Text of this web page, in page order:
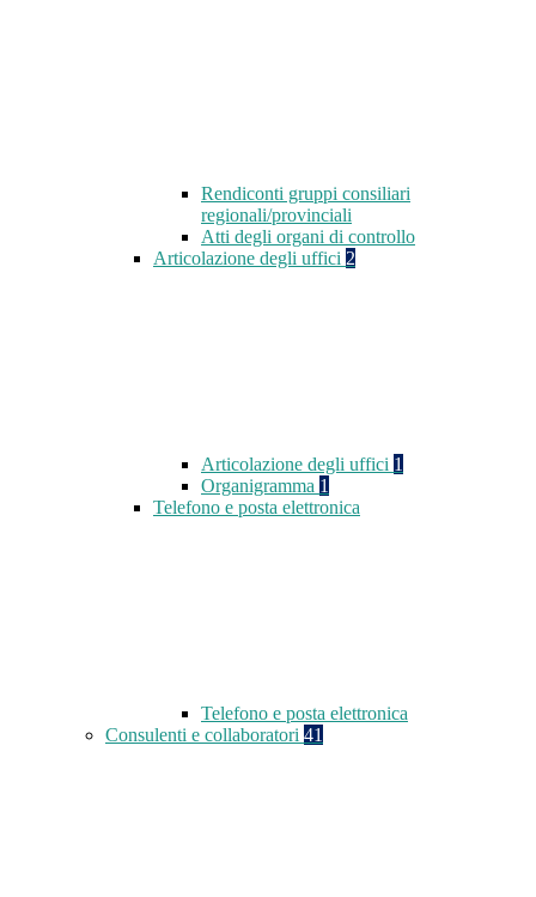
Rendiconti gruppi consiliari
regionali/provinciali
Atti degli organi di controllo
Articolazione degli uffici 2
Articolazione degli uffici 1
Organigramma 1
Telefono e posta elettronica
Telefono e posta elettronica
Consulenti e collaboratori 41